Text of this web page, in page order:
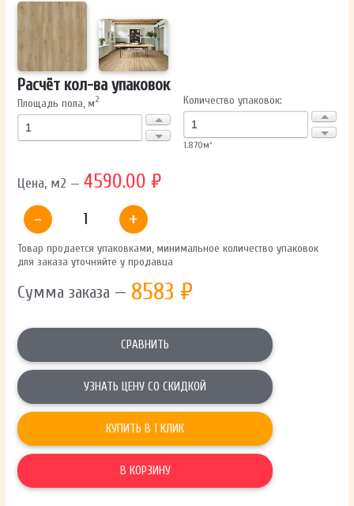
Расчёт кол-ва упаковок
Площадь пола, м2 Количество упаковок:
1.870м²
Цена, м2 — 4590.00 ₽
-
+
Товар продается упаковками, минимальное количество упаковок
для заказа уточняйте у продавца
Сумма заказа — 8583 ₽
СРАВНИТЬ
УЗНАТЬ ЦЕНУ СО СКИДКОЙ
КУПИТЬ В 1 КЛИК
В КОРЗИНУ